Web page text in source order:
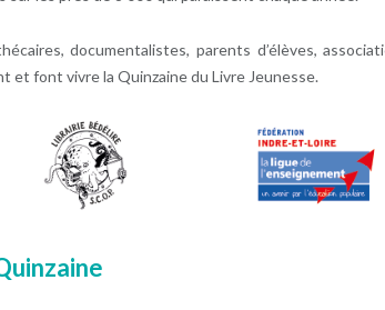
documentalistes, parents d’élèves,
font vivre la Quinzaine du Livre Jeunesse.